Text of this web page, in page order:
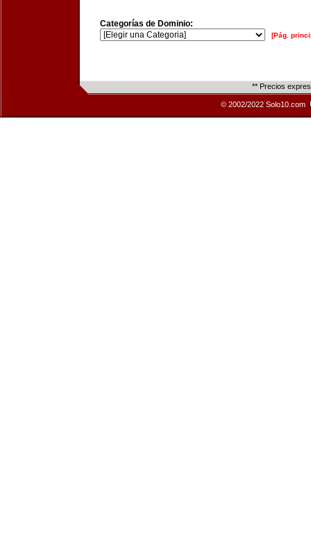
Categorías de Dominio:
[Pág.
** Precios
© 2002/2022 Solo10.com